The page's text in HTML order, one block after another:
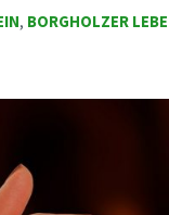
, BORGHOLZER